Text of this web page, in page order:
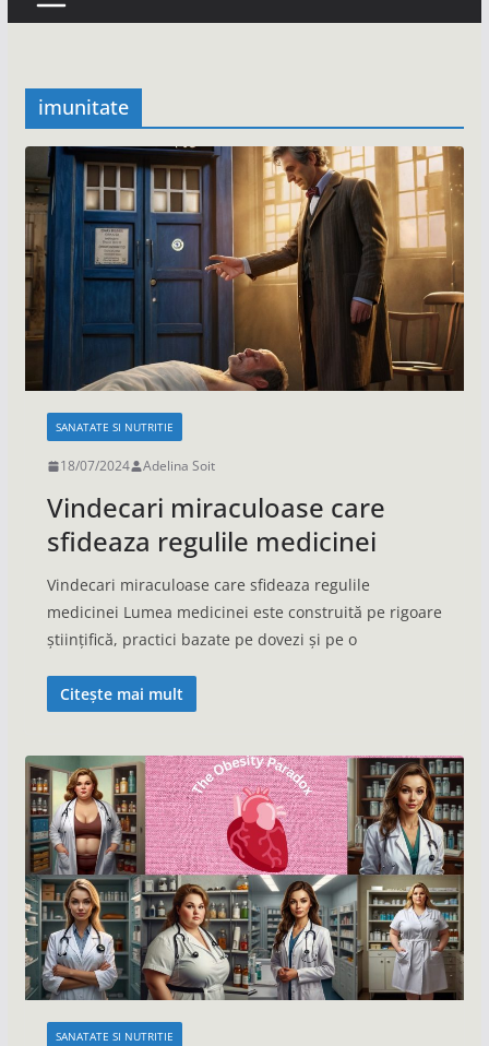
imunitate
SANATATE SI NUTRITIE
18/07/2024 Adelina Soit
Vindecari miraculoase care
sfideaza regulile medicinei
Vindecari miraculoase care sfideaza regulile
medicinei Lumea medicinei este construită pe rigoare
științifică, practici bazate pe dovezi și pe o
Citește mai mult
SANATATE SI NUTRITIE